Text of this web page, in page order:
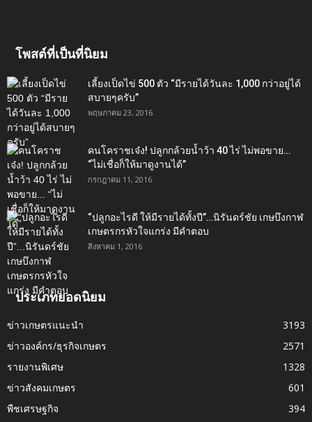
โพสต์ที่เป็นที่นิยม
เลี้ยงเป็ดไข่ 500 ตัว “มีรายได้วันละ 1,000 กว่าอยู่ได้
สบายๆครับ”
พฤษภาคม 23, 2016
คนโคราชเจ๋ง! ปลูกกล้วยน้ำว้า 40 ไร่ ไม่พอขาย…
“ไม่เชื่อก็ให้มาดูงานได้”‬
กรกฎาคม 11, 2016
“ปลูกอะไรดี ให้มีรายได้ทั้งปี”…นิรันดร์ชัย เกษบึงกาฬ
เกษตรกรหัวใจแกร่ง มีคำตอบ
สิงหาคม 1, 2016
ประเภทยอดนิยม
ข่าวเกษตรแนะนำ
3193
ข่าวองค์กร/ธุรกิจเกษตร
2571
รายงานพิเศษ
1328
ข่าวสังคมเกษตร
601
พืชเศรษฐกิจ
394